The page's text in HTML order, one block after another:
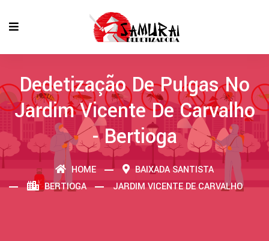
Dedetização De Pulgas No
Jardim Vicente De Carvalho
- Bertioga
HOME
BAIXADA SANTISTA
BERTIOGA
JARDIM VICENTE DE CARVALHO